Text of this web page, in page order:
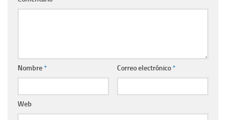
Nombre* Correo electrónico*
Web